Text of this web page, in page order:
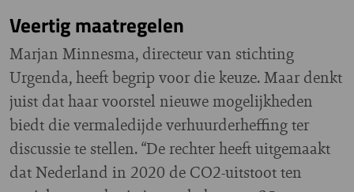
Veertig maatregelen
Marjan Minnesma, directeur van stichting
Urgenda, heeft begrip voor die keuze. Maar denkt
juist dat haar voorstel nieuwe mogelijkheden
biedt die vermaledijde verhuurderheffing ter
discussie te stellen. “De rechter heeft uitgemaakt
dat Nederland in 2020 de CO2-uitstoot ten